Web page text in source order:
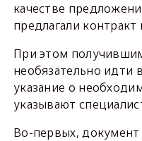
качестве
предлагали
При этом
необязательно идти
указание о
указывают
Во-первых,